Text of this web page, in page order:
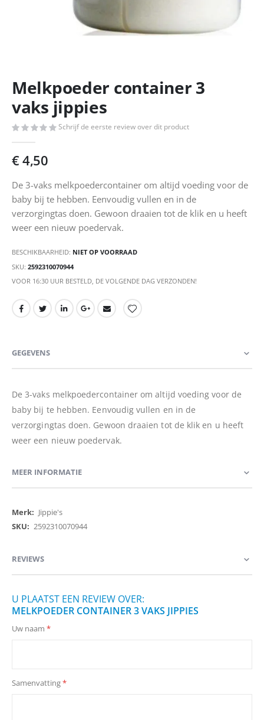
naar
het
begin
de
afbeeldingen-
gallerij
Melkpoeder container 3
vaks jippies
Schrijf de eerste review over dit product
€ 4,50
De 3-vaks melkpoedercontainer om altijd voeding voor de
baby bij te hebben. Eenvoudig vullen en in de
verzorgingtas doen. Gewoon draaien tot de klik en u heeft
weer een nieuw poedervak.
BESCHIKBAARHEID: NIET OP VOORRAAD
SKU 2592310070944
VOOR 16:30 UUR BESTELD, DE VOLGENDE DAG VERZONDEN!
GEGEVENS
De 3-vaks melkpoedercontainer om altijd voeding voor de
baby bij te hebben. Eenvoudig vullen en in de
verzorgingtas doen. Gewoon draaien tot de klik en u heeft
weer een nieuw poedervak.
MEER INFORMATIE
Meer
informatie
Jippie's
2592310070944
REVIEWS
U PLAATST EEN REVIEW OVER:
MELKPOEDER CONTAINER 3 VAKS JIPPIES
Uw naam
Samenvatting